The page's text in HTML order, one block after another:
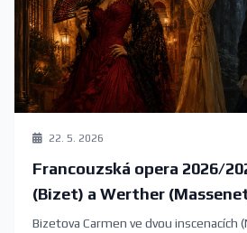
22. 5. 2026
Francouzská opera 2026/
(Bizet) a Werther
Bizetova Carmen ve dvou inscenacích